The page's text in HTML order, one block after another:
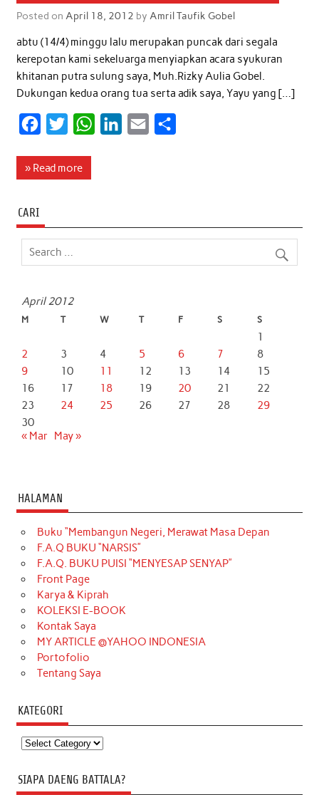
Posted on April 18, 2012 by Amril Taufik Gobel
abtu (14/4) minggu lalu merupakan puncak dari segala
kerepotan kami sekeluarga menyiapkan acara syukuran
khitanan putra sulung saya, Muh.Rizky Aulia Gobel.
Dukungan kedua orang tua serta adik saya, Yayu yang […]
c
o
o
i
e
W
A
d
» Read more
CARI
April 2012
M T W T F S S
1
2
3 4 5 6 7
8
9
10 11 12 13 14
15
16
17 18 19 20 21
22
23
24 25 26 27 28
29
30
« Mar May »
HALAMAN
Buku “Membangun Negeri, Merawat Masa Depan
F.A.Q BUKU “NARSIS”
F.A.Q. BUKU PUISI “MENYESAP SENYAP”
Front Page
Karya & Kiprah
KOLEKSI E-BOOK
Kontak Saya
MY ARTICLE @YAHOO INDONESIA
Portofolio
Tentang Saya
KATEGORI
Kategori
SIAPA DAENG BATTALA?